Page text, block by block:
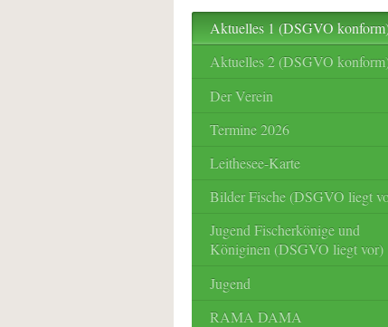
Aktuelles 1 (DSGVO
Aktuelles 2 (DSGVO
Der Verein
Termine 2026
Leithesee-Karte
Bilder Fische (DSGVO liegt
Jugend Fischerkönige und
Königinen (DSGVO liegt vor)
Jugend
RAMA DAMA